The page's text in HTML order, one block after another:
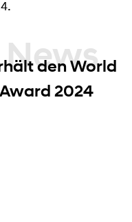
den World
2024